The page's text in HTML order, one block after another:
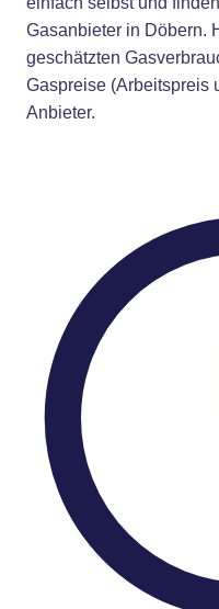
Gasanbieter in Döbern.
geschätzten
Gaspreise (Arbeitspreis
Anbieter.